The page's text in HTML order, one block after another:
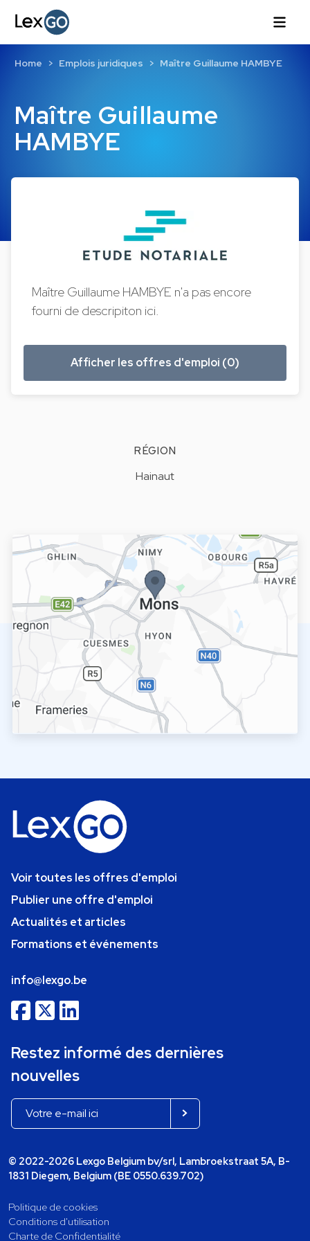
Maître Guillaume
HAMBYE
Home Emplois juridiques Maître Guillaume HAMBYE
Maître Guillaume HAMBYE n'a pas encore
fourni de descripiton ici.
Afficher les offres d'emploi (0)
RÉGION
Hainaut
Voir toutes les offres d'emploi
Publier une offre d'emploi
Actualités et articles
Formations et événements
info@lexgo.be
Restez informé des dernières
nouvelles
© 2022-2026 Lexgo Belgium bv/srl, Lambroekstraat 5A, B-
1831 Diegem, Belgium (BE 0550.639.702)
Politique de cookies
Conditions d'utilisation
Charte de Confidentialité